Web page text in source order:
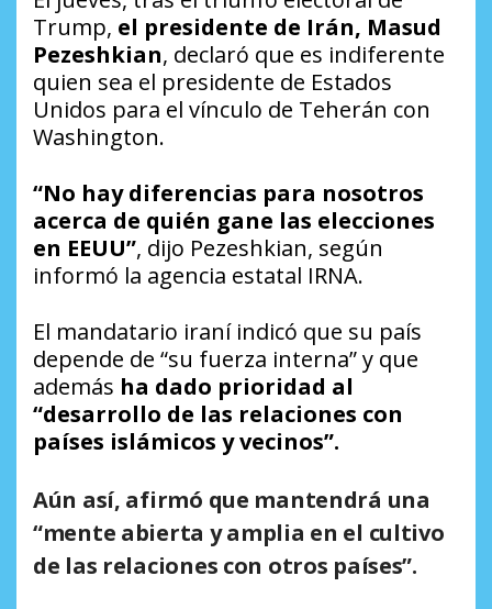
Trump, el presidente de Irán, Masud
Pezeshkian, declaró que es indiferente
quien sea el presidente de Estados
Unidos para el vínculo de Teherán con
Washington.
“No hay diferencias para nosotros
acerca de quién gane las elecciones
en EEUU”, dijo Pezeshkian, según
informó la agencia estatal IRNA.
El mandatario iraní indicó que su país
depende de “su fuerza interna” y que
además ha dado prioridad al
“desarrollo de las relaciones con
países islámicos y vecinos”.
Aún así, afirmó que mantendrá una
“mente abierta y amplia en el cultivo
de las relaciones con otros países”.